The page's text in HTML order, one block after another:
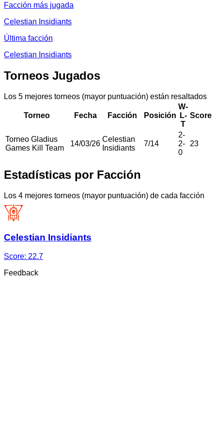
Facción más jugada
Celestian Insidiants
Última facción
Celestian Insidiants
Torneos Jugados
Los 5 mejores torneos (mayor puntuación) están resaltados
Torneo Fecha Facción Posición
W-
L-
T
Score
Torneo Gladius
Games Kill Team
14/03/26
Celestian
Insidiants
7/14
2-
2-
0
23
Estadísticas por Facción
Los 4 mejores torneos (mayor puntuación) de cada facción
Celestian Insidiants
Score: 22.7
Feedback